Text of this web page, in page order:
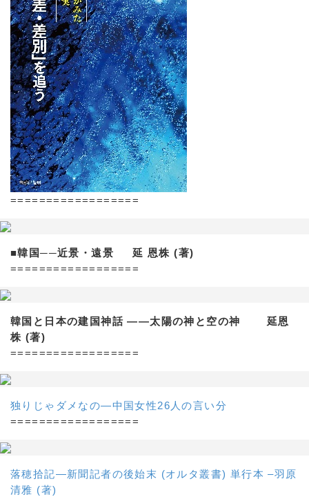
==================
■韓国──近景・遠景 延 恩株 (著)
==================
韓国と日本の建国神話 ——太陽の神と空の神 延恩
株 (著)
==================
独りじゃダメなの―中国女性26人の言い分
==================
落穂拾記―新聞記者の後始末 (オルタ叢書) 単行本 –羽原
清雅 (著)